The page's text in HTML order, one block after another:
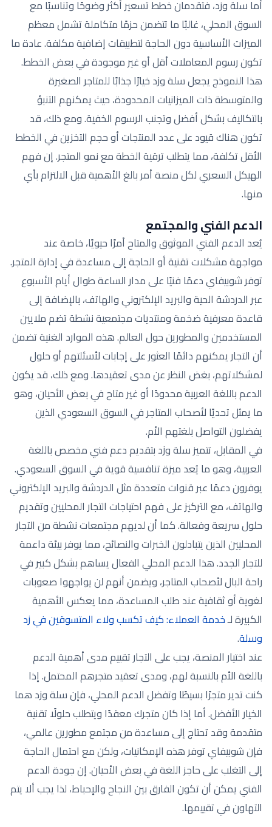
أما سلة وزد، فتقدمان خطط تسعير أكثر وضوحًا وتناسبًا مع
السوق المحلي، غالبًا ما تتضمن حزمًا متكاملة تشمل معظم
الميزات الأساسية دون الحاجة لتطبيقات إضافية مكلفة. عادة ما
تكون رسوم المعاملات أقل أو غير موجودة في بعض الخطط.
هذا النموذج يجعل سلة وزد خيارًا جذابًا للمتاجر الصغيرة
والمتوسطة ذات الميزانيات المحدودة، حيث يمكنهم التنبؤ
بالتكاليف بشكل أفضل وتجنب الرسوم الخفية. ومع ذلك، قد
تكون هناك قيود على عدد المنتجات أو حجم التخزين في الخطط
الأقل تكلفة، مما يتطلب ترقية الخطة مع نمو المتجر. إن فهم
الهيكل السعري لكل منصة أمر بالغ الأهمية قبل الالتزام بأي
منها.
الدعم الفني والمجتمع
يُعد الدعم الفني الموثوق والمتاح أمرًا حيويًا، خاصة عند
مواجهة مشكلات تقنية أو الحاجة إلى مساعدة في إدارة المتجر.
توفر شوبيفاي دعمًا فنيًا على مدار الساعة طوال أيام الأسبوع
عبر الدردشة الحية والبريد الإلكتروني والهاتف، بالإضافة إلى
قاعدة معرفية ضخمة ومنتديات مجتمعية نشطة تضم ملايين
المستخدمين والمطورين حول العالم. هذه الموارد الغنية تضمن
أن التجار يمكنهم دائمًا العثور على إجابات لأسئلتهم أو حلول
لمشكلاتهم، بغض النظر عن مدى تعقيدها. ومع ذلك، قد يكون
الدعم باللغة العربية محدودًا أو غير متاح في بعض الأحيان، وهو
ما يمثل تحديًا لأصحاب المتاجر في السوق السعودي الذين
يفضلون التواصل بلغتهم الأم.
في المقابل، تتميز سلة وزد بتقديم دعم فني مخصص باللغة
العربية، وهو ما يُعد ميزة تنافسية قوية في السوق السعودي.
يوفرون دعمًا عبر قنوات متعددة مثل الدردشة والبريد الإلكتروني
والهاتف، مع التركيز على فهم احتياجات التجار المحليين وتقديم
حلول سريعة وفعالة. كما أن لديهم مجتمعات نشطة من التجار
المحليين الذين يتبادلون الخبرات والنصائح، مما يوفر بيئة داعمة
للتجار الجدد. هذا الدعم المحلي الفعال يساهم بشكل كبير في
راحة البال لأصحاب المتاجر، ويضمن أنهم لن يواجهوا صعوبات
لغوية أو ثقافية عند طلب المساعدة، مما يعكس الأهمية
الكبيرة لـخدمة العملاء: كيف تكسب ولاء المتسوقين في زد
وسلة.
عند اختيار المنصة، يجب على التجار تقييم مدى أهمية الدعم
باللغة الأم بالنسبة لهم، ومدى تعقيد متجرهم المحتمل. إذا
كنت تدير متجرًا بسيطًا وتفضل الدعم المحلي، فإن سلة وزد هما
الخيار الأفضل. أما إذا كان متجرك معقدًا ويتطلب حلولًا تقنية
متقدمة وقد تحتاج إلى مساعدة من مجتمع مطورين عالمي،
فإن شوبيفاي توفر هذه الإمكانيات، ولكن مع احتمال الحاجة
إلى التغلب على حاجز اللغة في بعض الأحيان. إن جودة الدعم
الفني يمكن أن تكون الفارق بين النجاح والإحباط، لذا يجب ألا يتم
التهاون في تقييمها.